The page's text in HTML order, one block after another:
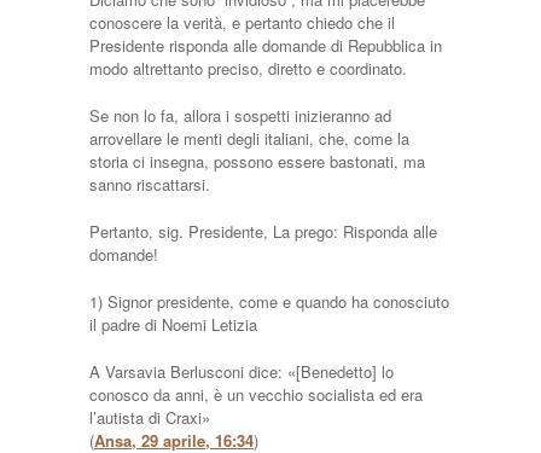
conoscere la verità, e pertanto chiedo che il
Presidente risponda alle domande di Repubblica in
modo altrettanto preciso, diretto e coordinato.
Se non lo fa, allora i sospetti inizieranno ad
arrovellare le menti degli italiani, che, come la
storia ci insegna, possono essere bastonati, ma
sanno riscattarsi.
Pertanto, sig. Presidente, La prego: Risponda alle
domande!
1) Signor presidente, come e quando ha conosciuto
il padre di Noemi Letizia
A Varsavia Berlusconi dice: «[Benedetto] lo
conosco da anni, è un vecchio socialista ed era
l’autista di Craxi»
(Ansa, 29 aprile, 16:34)